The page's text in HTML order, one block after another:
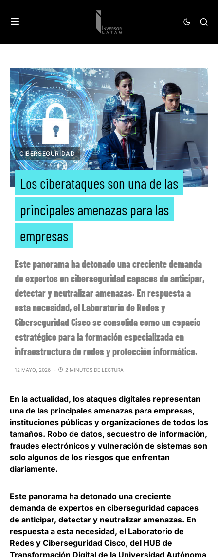
CIBERSEGURIDAD
Los ciberataques son una de las
principales amenazas para las
empresas
Este panorama ha detonado una creciente demanda
de expertos en ciberseguridad capaces de anticipar,
detectar y neutralizar amenazas. En respuesta a
esta necesidad, el Laboratorio de Redes y
Ciberseguridad Cisco se consolida como un espacio
estratégico para la formación especializada en
infraestructura de redes y protección informática.
12 MAYO, 2026 2 MINUTOS DE LECTURA
En la actualidad, los ataques digitales representan
una de las principales amenazas para empresas,
instituciones públicas y organizaciones de todos los
tamaños. Robo de datos, secuestro de información,
fraudes electrónicos y vulneración de sistemas son
solo algunos de los riesgos que enfrentan
diariamente.
Este panorama ha detonado una creciente
demanda de expertos en ciberseguridad capaces
de anticipar, detectar y neutralizar amenazas. En
respuesta a esta necesidad, el Laboratorio de
Redes y Ciberseguridad Cisco, del HUB de
Transformación Digital de la Universidad Autónoma